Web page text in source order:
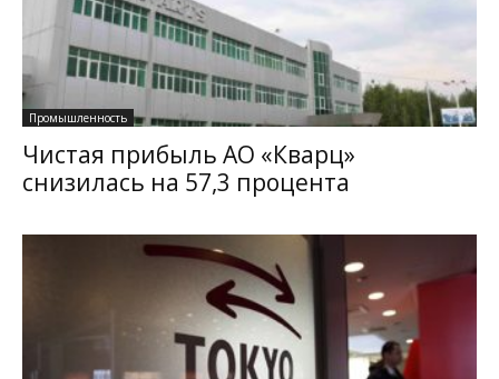
Промышленность
Чистая прибыль АО «Кварц»
снизилась на 57,3 процента